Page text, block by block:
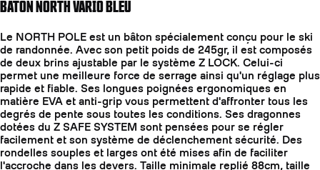
BATON NORTH VARIO BLEU
Le NORTH POLE est un bâton spécialement conçu pour le ski
de randonnée. Avec son petit poids de 245gr, il est composés
de deux brins ajustable par le système Z LOCK. Celui-ci
permet une meilleure force de serrage ainsi qu'un réglage plus
rapide et fiable. Ses longues poignées ergonomiques en
matière EVA et anti-grip vous permettent d'affronter tous les
degrés de pente sous toutes les conditions. Ses dragonnes
dotées du Z SAFE SYSTEM sont pensées pour se régler
facilement et son système de déclenchement sécurité. Des
rondelles souples et larges ont été mises afin de faciliter
l'accroche dans les devers. Taille minimale replié 88cm, taille